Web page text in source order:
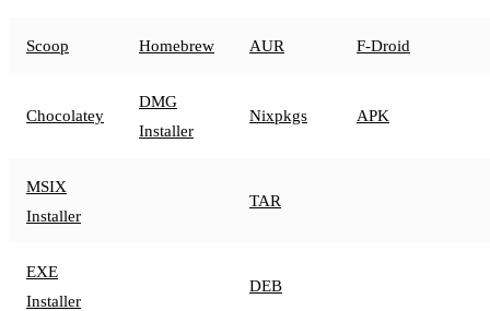
Scoop Homebrew AUR F-Droid
Chocolatey
DMG
Installer
Nixpkgs APK
MSIX
Installer
TAR
EXE
Installer
DEB